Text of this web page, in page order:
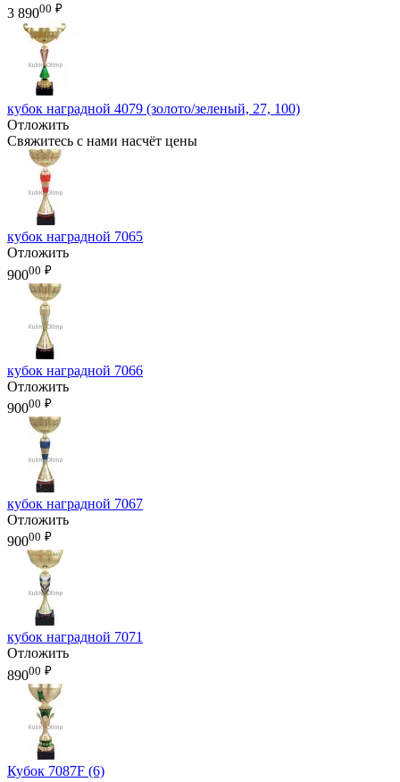
3 89000 ₽
кубок наградной 4079 (золото/зеленый, 27, 100)
Отложить
Свяжитесь с нами насчёт цены
кубок наградной 7065
Отложить
90000 ₽
кубок наградной 7066
Отложить
90000 ₽
кубок наградной 7067
Отложить
90000 ₽
кубок наградной 7071
Отложить
89000 ₽
Кубок 7087F (6)